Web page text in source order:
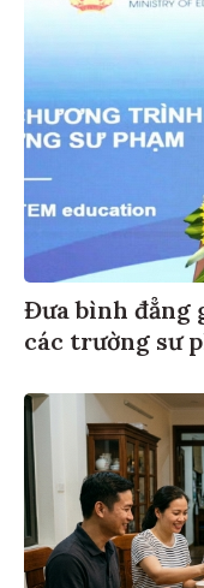
Đưa bình đẳng
các trường sư